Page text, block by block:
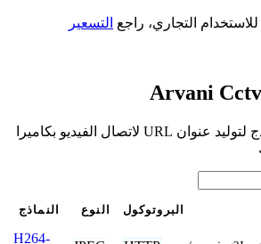
التجاري، راجع التسعير
نصيحة: انقر فوق النموذج لتوليد عنوان URL لاتصال الفيديو بكاميرا
النماذج النوع البروتوكول
H264-